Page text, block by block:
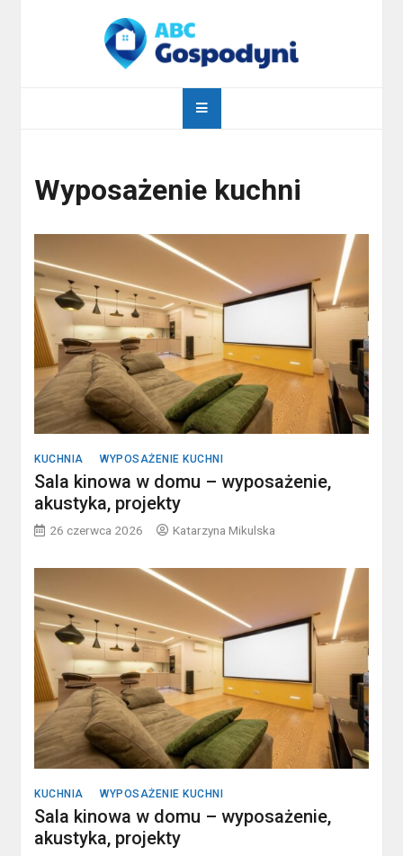
abcgospodyni.pl
Wyposażenie kuchni
KUCHNIA WYPOSAŻENIE KUCHNI
Sala kinowa w domu – wyposażenie,
akustyka, projekty
26 czerwca 2026 Katarzyna Mikulska
KUCHNIA WYPOSAŻENIE KUCHNI
Sala kinowa w domu – wyposażenie,
akustyka, projekty